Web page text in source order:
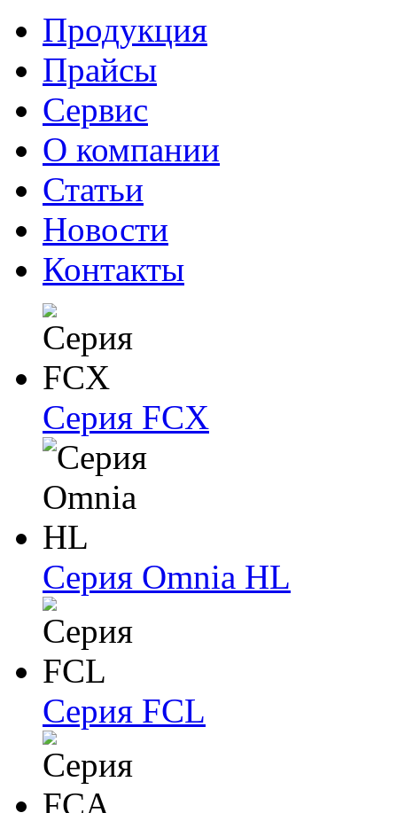
Продукция
Прайсы
Сервис
О компании
Статьи
Новости
Контакты
Серия FCX
Серия Omnia HL
Серия FCL